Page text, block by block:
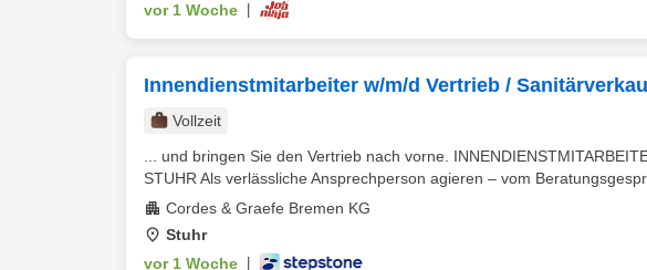
vor 1 Woche
Innendienstmitarbeiter w/m/d Vertrieb /
Vollzeit
... und bringen Sie den Vertrieb nach vorne.
STUHR Als verlässliche Ansprechperson agieren – vom
Cordes & Graefe Bremen KG
Stuhr
vor 1 Woche